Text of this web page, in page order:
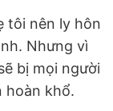
tôi nên ly hôn
Nhưng vì
bị mọi người
hoàn khổ.